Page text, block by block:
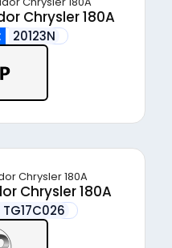
Chrysler 180A
20123N
Chrysler 180A
TG17C026